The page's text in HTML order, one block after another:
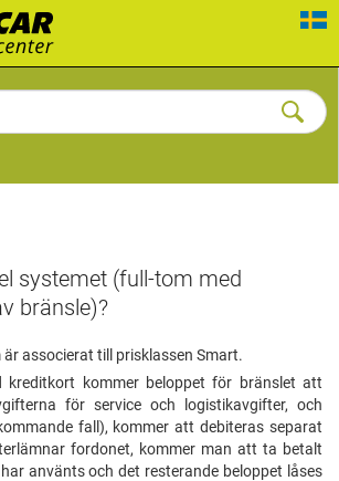
systemet (full-tom med
bränsle)?
är associerat till prisklassen Smart.
kreditkort kommer beloppet för bränslet att
för service och logistikavgifter, och
fall), kommer att debiteras separat
fordonet, kommer man att ta betalt
använts och det resterande beloppet låses